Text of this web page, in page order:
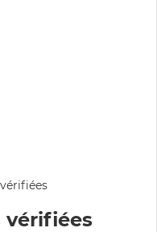
vérifiées